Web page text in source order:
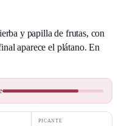
y papilla de frutas, con
aparece el plátano. En
PICANTE